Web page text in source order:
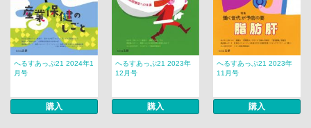
へるすあっぷ21 2024年1
月号
購入
へるすあっぷ21 2023年
12月号
購入
へるすあっぷ21 2023年
11月号
購入